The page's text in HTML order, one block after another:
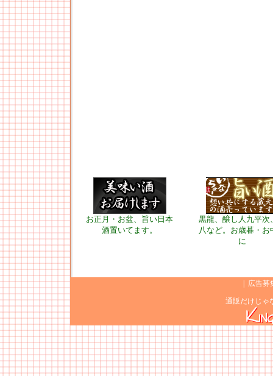
お正月・お盆、旨い日本
酒置いてます。
黒龍、醸し人九平次
八など。お歳暮・お
に
広告募
通販だけじゃ